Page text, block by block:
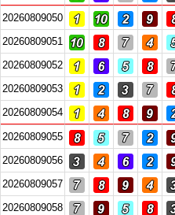
20260809050
20260809051
20260809052
20260809053
20260809054
20260809055
20260809056
20260809057
20260809058